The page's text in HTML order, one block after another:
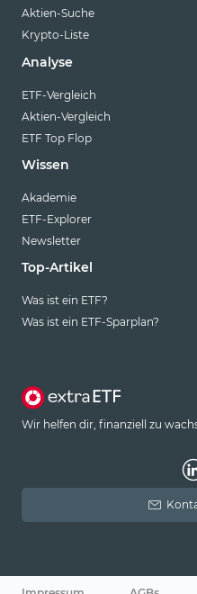
Aktien-Suche
Krypto-Liste
Analyse
ETF-Vergleich
Aktien-Vergleich
ETF Top Flop
Wissen
Akademie
ETF-Explorer
Newsletter
Top-Artikel
Was ist ein ETF?
Was ist ein ETF-Sparplan?
Wir helfen dir, finanziell zu